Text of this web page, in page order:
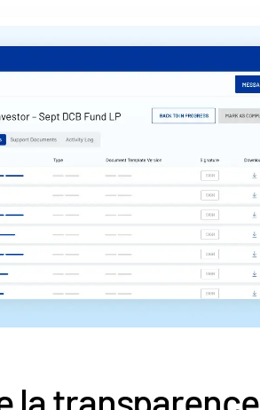
la transparence